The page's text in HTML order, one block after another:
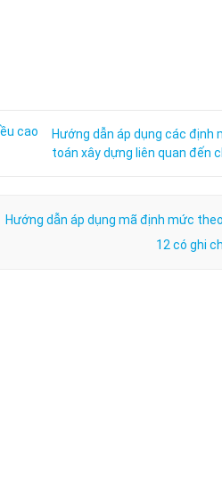
Hướng dẫn áp dụng các định
toán xây dựng liên quan đến
Hướng dẫn áp dụng mã định mức
12 có ghi